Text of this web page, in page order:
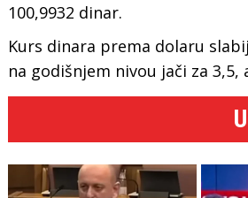
100,9932 dinar.
Kurs dinara prema dolaru
na godišnjem nivou jači za